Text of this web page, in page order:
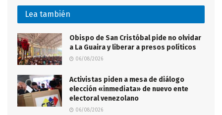
Lea también
Obispo de San Cristóbal pide no olvidar
a La Guaira y liberar a presos políticos
06/08/2026
Activistas piden a mesa de diálogo
elección «inmediata» de nuevo ente
electoral venezolano
06/08/2026